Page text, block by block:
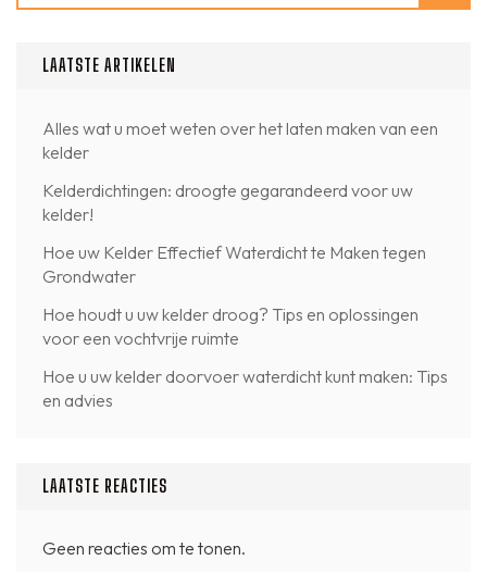
LAATSTE ARTIKELEN
Alles wat u moet weten over het laten maken van een
kelder
Kelderdichtingen: droogte gegarandeerd voor uw
kelder!
Hoe uw Kelder Effectief Waterdicht te Maken tegen
Grondwater
Hoe houdt u uw kelder droog? Tips en oplossingen
voor een vochtvrije ruimte
Hoe u uw kelder doorvoer waterdicht kunt maken: Tips
en advies
LAATSTE REACTIES
Geen reacties om te tonen.